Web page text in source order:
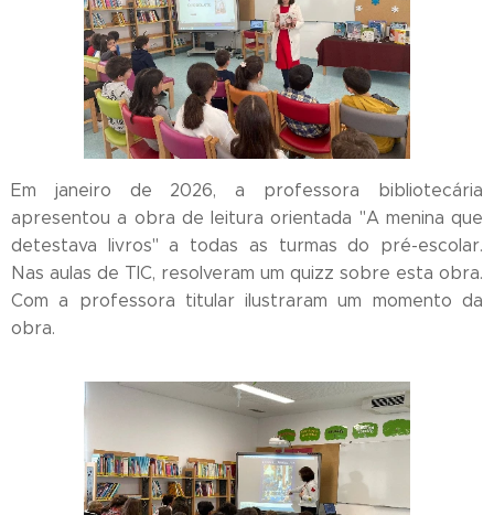
Em janeiro de 2026, a professora bibliotecária
apresentou a obra de leitura orientada "A menina que
detestava livros" a todas as turmas do pré-escolar.
Nas aulas de TIC, resolveram um quizz sobre esta obra.
Com a professora titular ilustraram um momento da
obra.